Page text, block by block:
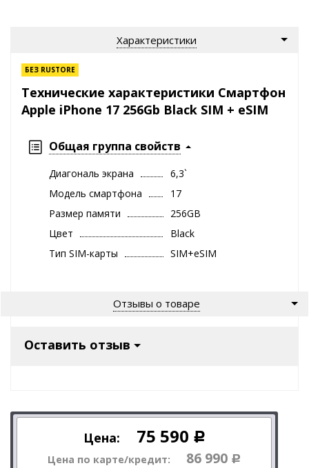
Характеристики
БЕЗ RUSTORE
Технические характеристики Смартфон
Apple iPhone 17 256Gb Black SIM + eSIM
Общая группа свойств
Диагональ экрана
6,3`
Модель смартфона
17
Размер памяти
256GB
Цвет
Black
Тип SIM-карты
SIM+eSIM
Отзывы о товаре
Оставить отзыв
Цена: 75 590 Р
Цена по карте/кредит: 86 990 Р